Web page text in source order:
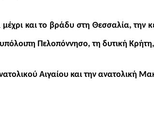
και το βράδυ στη Θεσσαλία, την
Πελοπόννησο, τη δυτική
Αιγαίου και την ανατολική